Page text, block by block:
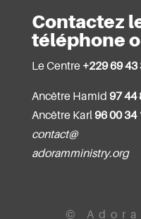
Contactez
téléphone
Le Centre +229 69 43
Ancêtre Hamid 97 44
Ancêtre Karl96 00 34
contact@
adoramministry.org
©